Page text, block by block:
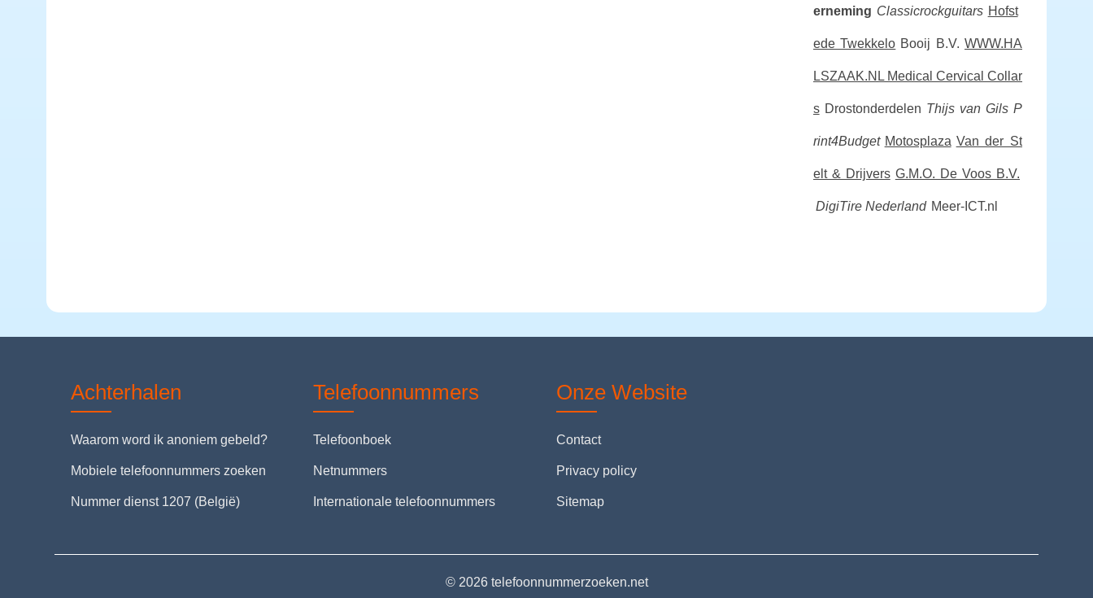
erneming Classicrockguitars Hofst
ede Twekkelo Booij B.V. WWW.HA
LSZAAK.NL Medical Cervical Collar
s Drostonderdelen Thijs van Gils P
rint4Budget Motosplaza Van der St
elt & Drijvers G.M.O. De Voos B.V.
DigiTire Nederland Meer-ICT.nl
Achterhalen
Waarom word ik anoniem gebeld?
Mobiele telefoonnummers zoeken
Nummer dienst 1207 (België)
Telefoonnummers
Telefoonboek
Netnummers
Internationale telefoonnummers
Onze Website
Contact
Privacy policy
Sitemap
© 2026 telefoonnummerzoeken.net